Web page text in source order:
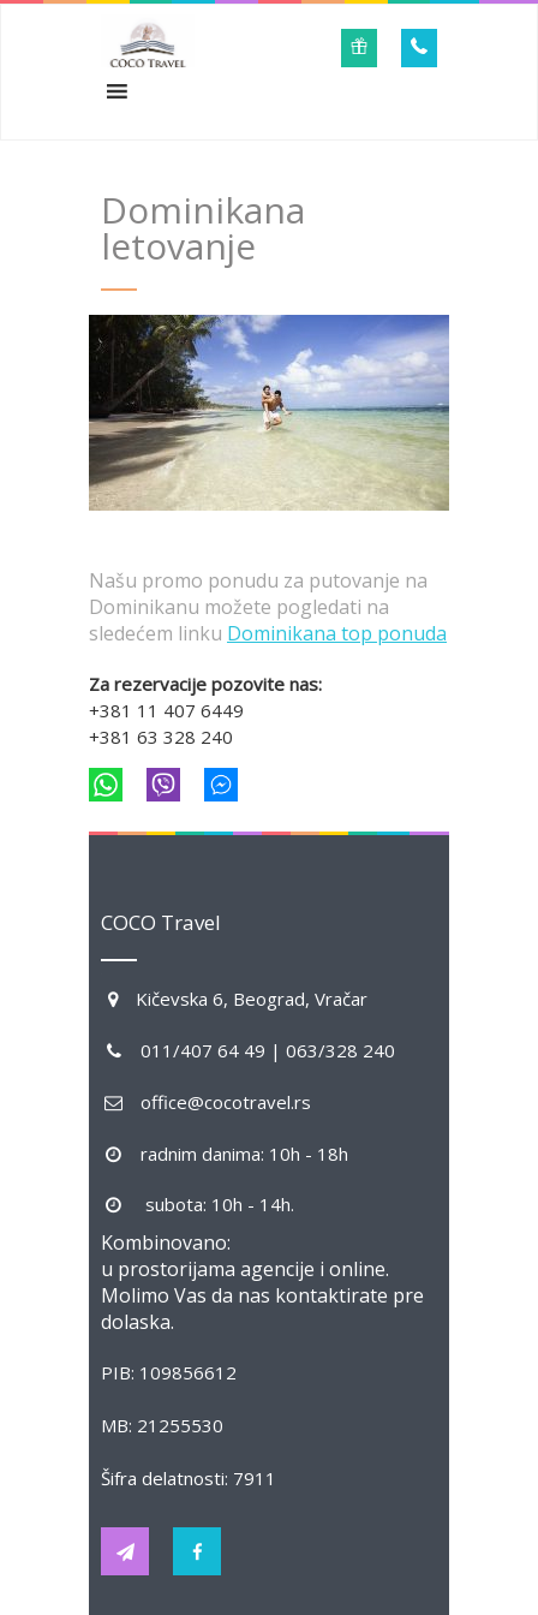
Dominikana
letovanje
Našu promo ponudu za putovanje na
Dominikanu možete pogledati na
sledećem linku Dominikana top ponuda
Za rezervacije pozovite nas:
+381 11 407 6449
+381 63 328 240
COCO Travel
Kičevska 6, Beograd, Vračar
011/407 64 49 | 063/328 240
office@cocotravel.rs
radnim danima: 10h - 18h
subota: 10h - 14h.
Kombinovano:
u prostorijama agencije i online.
Molimo Vas da nas kontaktirate pre
dolaska.
PIB: 109856612
MB: 21255530
Šifra delatnosti: 7911